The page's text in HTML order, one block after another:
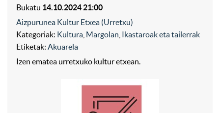
Bukatu 14.10.2024 21:00
Aizpurunea Kultur Etxea (Urretxu)
Kategoriak: Kultura Margolan Ikastaroak eta tailerrak
Etiketak: Akuarela
Izen ematea urretxuko kultur etxean.